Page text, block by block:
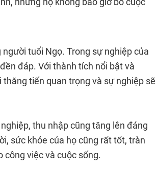
tuổi Ngọ. Trong sự nghiệp của
đáp. Với thành tích nổi bật và
tiến quan trọng và sự nghiệp sẽ
thu nhập cũng tăng lên đáng
sức khỏe của họ cũng rất tốt, tràn
công việc và cuộc sống.